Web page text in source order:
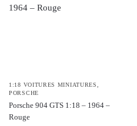
1:18 VOITURES MINIATURES,
PORSCHE
Porsche 904 GTS 1:18 – 1964 –
Rouge